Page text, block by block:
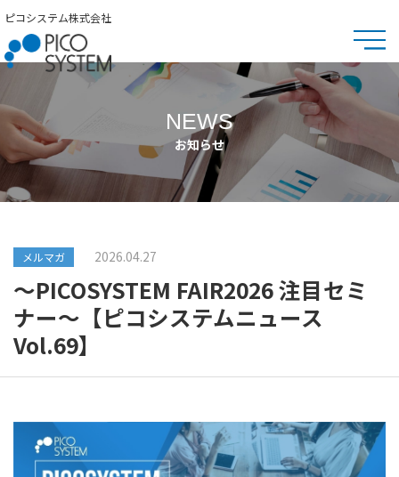
ピコシステム株式会社
NEWS
お知らせ
メルマガ 2026.04.27
～PICOSYSTEM FAIR2026 注目セミ
ナー～【ピコシステムニュース
Vol.69】